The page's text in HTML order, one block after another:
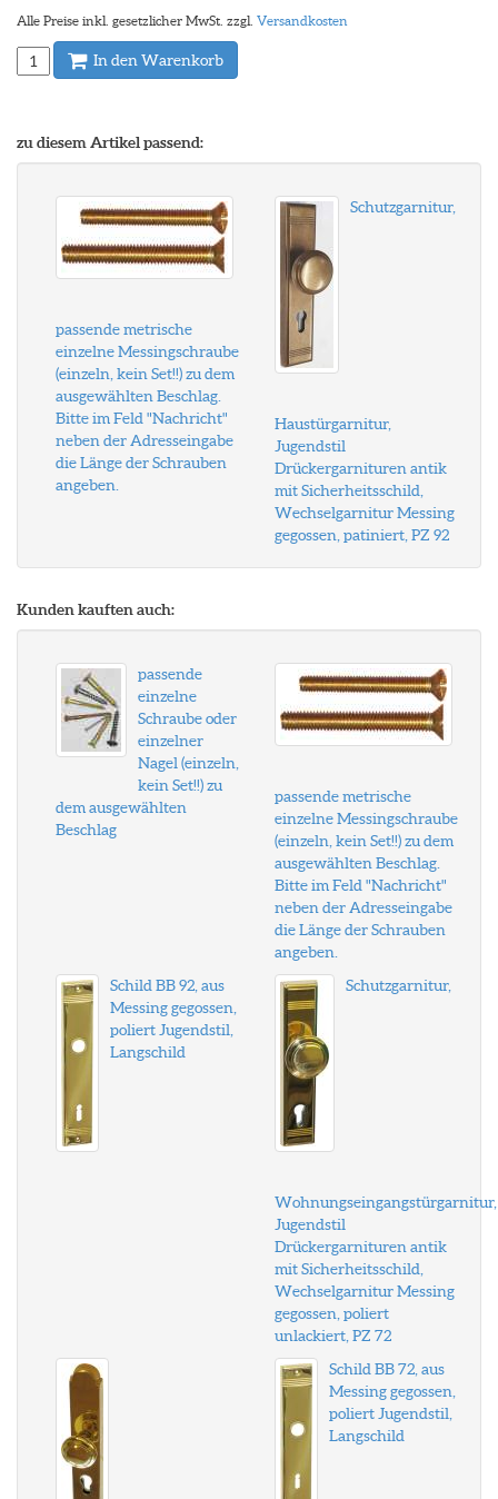
Alle Preise inkl. gesetzlicher MwSt. zzgl. Versandkosten
In den Warenkorb
zu diesem Artikel passend:
passende metrische
einzelne Messingschraube
(einzeln, kein Set!!) zu dem
ausgewählten Beschlag.
Bitte im Feld "Nachricht"
neben der Adresseingabe
die Länge der Schrauben
angeben.
Schutzgarnitur,
Haustürgarnitur,
Jugendstil
Drückergarnituren antik
mit Sicherheitsschild,
Wechselgarnitur Messing
gegossen, patiniert, PZ 92
Kunden kauften auch:
passende
einzelne
Schraube oder
einzelner
Nagel (einzeln,
kein Set!!) zu
dem ausgewählten
Beschlag
passende metrische
einzelne Messingschraube
(einzeln, kein Set!!) zu dem
ausgewählten Beschlag.
Bitte im Feld "Nachricht"
neben der Adresseingabe
die Länge der Schrauben
angeben.
Schild BB 92, aus
Messing gegossen,
poliert Jugendstil,
Langschild
Schutzgarnitur,
Wohnungseingangstürgarnitur,
Jugendstil
Drückergarnituren antik
mit Sicherheitsschild,
Wechselgarnitur Messing
gegossen, poliert
unlackiert, PZ 72
Schild BB 72, aus
Messing gegossen,
poliert Jugendstil,
Langschild